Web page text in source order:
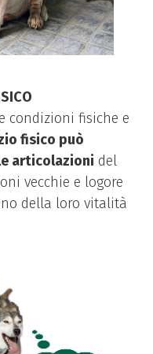
condizioni fisiche e
fisico può
articolazioni del
vecchie e logore
della loro vitalità